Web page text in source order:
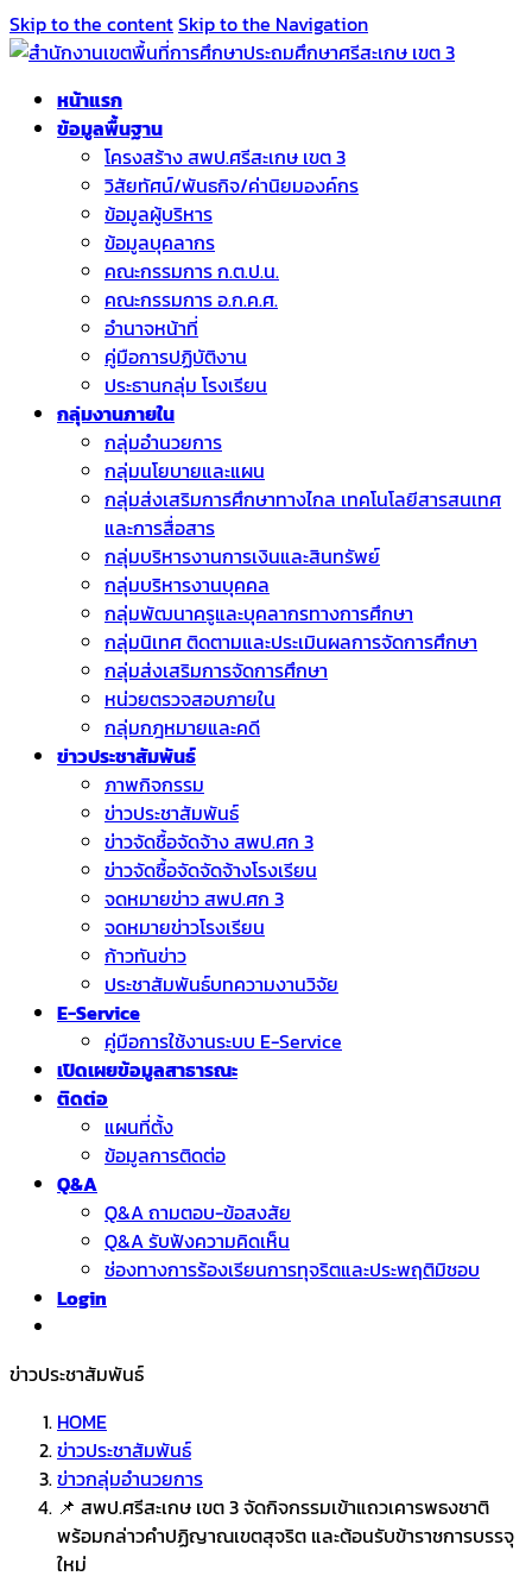
Skip to the contentSkip to the Navigation
หน้าแรก
ข้อมูลพื้นฐาน
โครงสร้าง สพป.ศรีสะเกษ เขต 3
วิสัยทัศน์/พันธกิจ/ค่านิยมองค์กร
ข้อมูลผู้บริหาร
ข้อมูลบุคลากร
คณะกรรมการ ก.ต.ป.น.
คณะกรรมการ อ.ก.ค.ศ.
อำนาจหน้าที่
คู่มือการปฏิบัติงาน
ประธานกลุ่ม โรงเรียน
กลุ่มงานภายใน
กลุ่มอำนวยการ
กลุ่มนโยบายและแผน
กลุ่มส่งเสริมการศึกษาทางไกล เทคโนโลยีสารสนเทศ
และการสื่อสาร
กลุ่มบริหารงานการเงินและสินทรัพย์
กลุ่มบริหารงานบุคคล
กลุ่มพัฒนาครูและบุคลากรทางการศึกษา
กลุ่มนิเทศ ติดตามและประเมินผลการจัดการศึกษา
กลุ่มส่งเสริมการจัดการศึกษา
หน่วยตรวจสอบภายใน
กลุ่มกฎหมายและคดี
ข่าวประชาสัมพันธ์
ภาพกิจกรรม
ข่าวประชาสัมพันธ์
ข่าวจัดชื้อจัดจ้าง สพป.ศก 3
ข่าวจัดซื้อจัดจัดจ้างโรงเรียน
จดหมายข่าว สพป.ศก 3
จดหมายข่าวโรงเรียน
ก้าวทันข่าว
ประชาสัมพันธ์บทความงานวิจัย
E-Service
คู่มือการใช้งานระบบ E-Service
เปิดเผยข้อมูลสาธารณะ
ติดต่อ
แผนที่ตั้ง
ข้อมูลการติดต่อ
Q&A
Q&A ถามตอบ-ข้อสงสัย
Q&A รับฟังความคิดเห็น
ช่องทางการร้องเรียนการทุจริตและประพฤติมิชอบ
Login
ข่าวประชาสัมพันธ์
HOME
ข่าวประชาสัมพันธ์
ข่าวกลุ่มอำนวยการ
📌 สพป.ศรีสะเกษ เขต 3 จัดกิจกรรมเข้าแถวเคารพธงชาติ
พร้อมกล่าวคำปฏิญาณเขตสุจริต และต้อนรับข้าราชการบรรจุ
ใหม่